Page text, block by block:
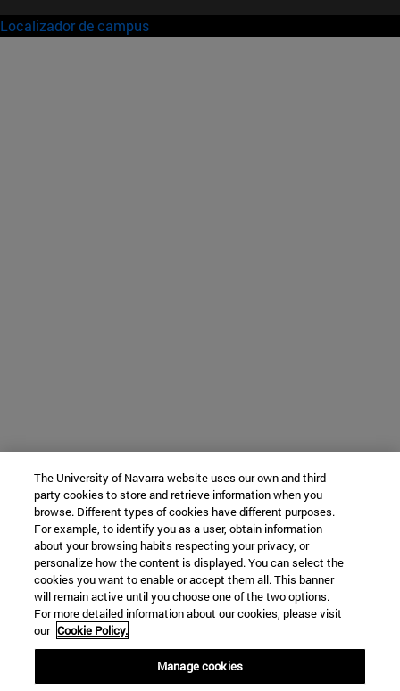
Localizador de campus
The University of Navarra website uses our own and third-
party cookies to store and retrieve information when you
browse. Different types of cookies have different purposes.
For example, to identify you as a user, obtain information
about your browsing habits respecting your privacy, or
personalize how the content is displayed. You can select the
cookies you want to enable or accept them all. This banner
will remain active until you choose one of the two options.
For more detailed information about our cookies, please visit
our Cookie Policy.
Manage cookies